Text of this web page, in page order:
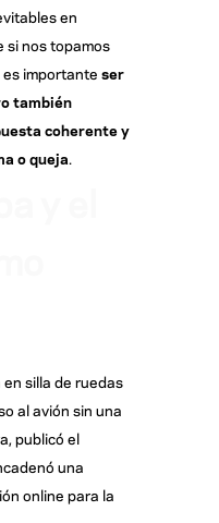
en
si nos topamos
importante ser
también
coherente y
o queja.
silla de ruedas
al avión sin una
publicó el
una
online para la